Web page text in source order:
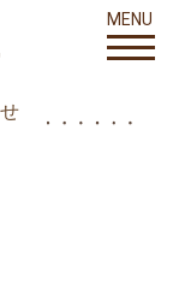
MENU